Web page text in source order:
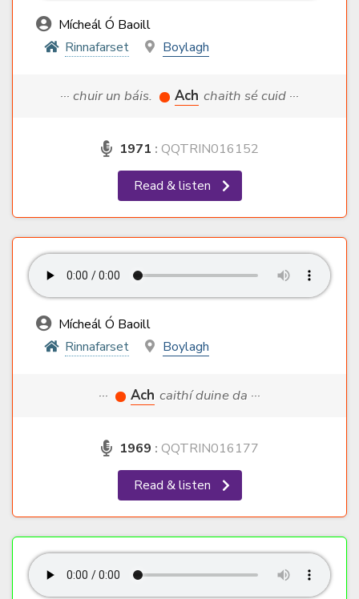
Mícheál Ó Baoill
Rinnafarset
Boylagh
··· chuir un báis. Ach chaith sé cuid ···
1971 : QQTRIN016152
Read & listen
Mícheál Ó Baoill
Rinnafarset
Boylagh
··· Ach caithí duine da ···
1969 : QQTRIN016177
Read & listen